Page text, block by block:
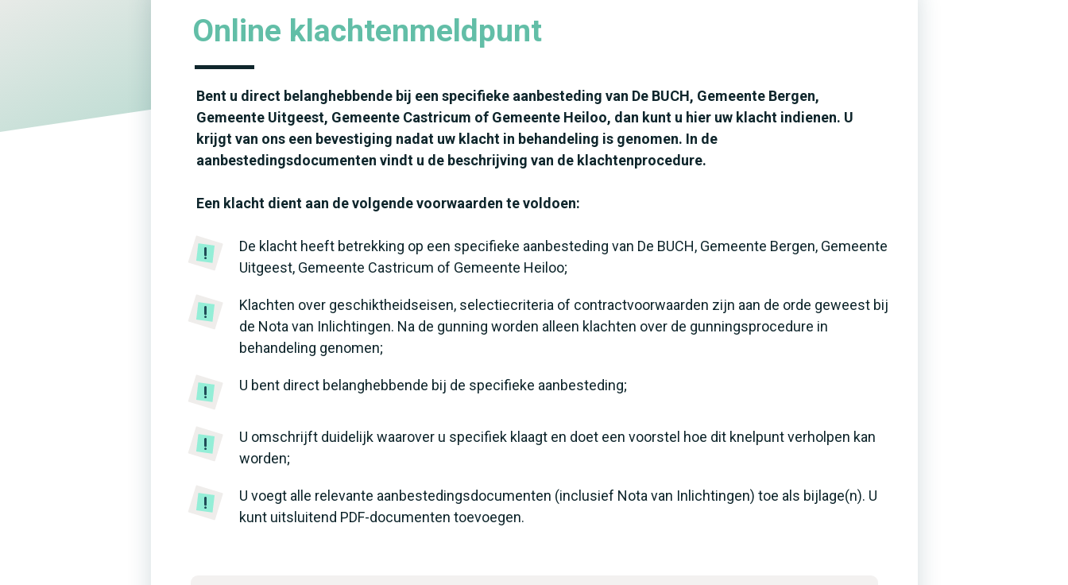
Online klachtenmeldpunt
Bent u direct belanghebbende bij een specifieke aanbesteding van De BUCH, Gemeente Bergen,
Gemeente Uitgeest, Gemeente Castricum of Gemeente Heiloo, dan kunt u hier uw klacht indienen. U
krijgt van ons een bevestiging nadat uw klacht in behandeling is genomen. In de
aanbestedingsdocumenten vindt u de beschrijving van de klachtenprocedure.
Een klacht dient aan de volgende voorwaarden te voldoen:
De klacht heeft betrekking op een specifieke aanbesteding van De BUCH, Gemeente Bergen, Gemeente
Uitgeest, Gemeente Castricum of Gemeente Heiloo;
Klachten over geschiktheidseisen, selectiecriteria of contractvoorwaarden zijn aan de orde geweest bij
de Nota van Inlichtingen. Na de gunning worden alleen klachten over de gunningsprocedure in
behandeling genomen;
U bent direct belanghebbende bij de specifieke aanbesteding;
U omschrijft duidelijk waarover u specifiek klaagt en doet een voorstel hoe dit knelpunt verholpen kan
worden;
U voegt alle relevante aanbestedingsdocumenten (inclusief Nota van Inlichtingen) toe als bijlage(n). U
kunt uitsluitend PDF-documenten toevoegen.